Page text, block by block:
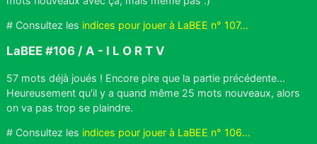
# Consultez les indices pour jouer à LaBEE n° 107...
LaBEE #106 / A - I L O R T V
57 mots déjà joués ! Encore pire que la partie précédente...
Heureusement qu'il y a quand même 25 mots nouveaux, alors
on va pas trop se plaindre.
# Consultez les indices pour jouer à LaBEE n° 106...